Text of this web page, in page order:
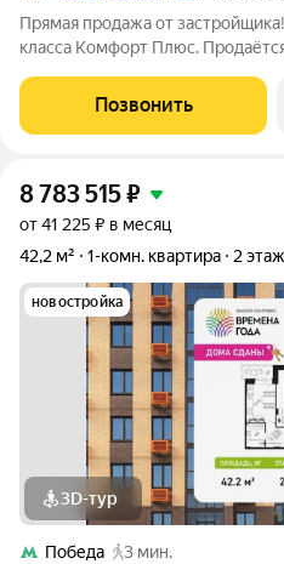
Прямая продажа от
класса Комфорт Плюс.
отделки. Расположение
гармоничного пространства в
Позвонить
8 783 515₽
от 41 225 ₽ в месяц
42,2 м²
1-комн. квартира 2
новостройка
3D-тур
Победа
3 мин.